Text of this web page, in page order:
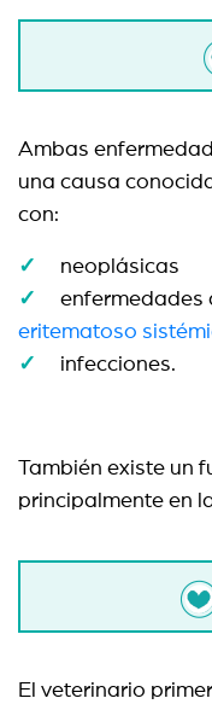
Ambas
una causa
con:
neoplásicas
enfermedades
eritematoso
infecciones.
También existe un
principalmente en
El veterinario